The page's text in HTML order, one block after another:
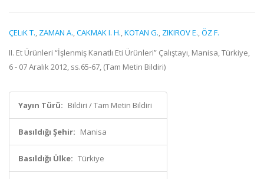
ÇELıK T., ZAMAN A.,CAKMAK I. H.,KOTAN G., ZIKIROV E.,ÖZ F.
II. Et Ürünleri “İşlenmiş Kanatlı Eti Ürünleri” Çalıştayı, Manisa, Türkiye,
6 - 07 Aralık 2012, ss.65-67, (Tam Metin Bildiri)
Yayın Türü: Bildiri / Tam Metin Bildiri
Basıldığı Şehir: Manisa
Basıldığı Ülke: Türkiye